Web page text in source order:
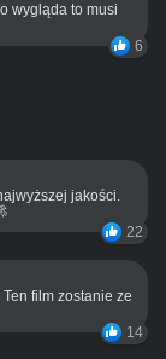
wygląda to musi
6
jakości.
22
film zostanie ze
14